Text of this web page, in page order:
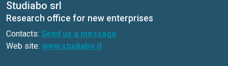
Studiabo srl
Research office for new enterprises
Contacts: Send us a message
Web site: www.studiabo.it